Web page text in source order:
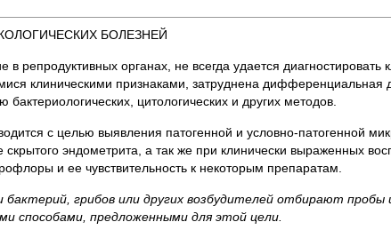
БОЛЕЗНЕЙ
репродуктивных органах, не всегда удается
клиническими признаками, затруднена дифференциальная
цитологических и других методов.
с целью выявления патогенной и условно-патогенной
скрытого эндометрита, а так же при клинически выраженных
и ее чувствительность к некоторым препаратам.
грибов или других возбудителей отбирают
способами, предложенными для этой цели.